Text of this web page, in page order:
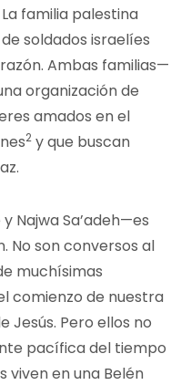
familia palestina
soldados israelíes
Ambas familias—
organización de
amados en el
2 y que buscan
Najwa Sa’adeh—es
No son conversos al
muchísimas
comienzo de nuestra
Jesús. Pero ellos no
pacífica del tiempo
viven en una Belén